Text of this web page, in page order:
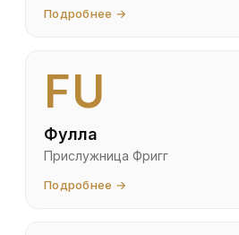
Подробнее →
FU
Фулла
Прислужница Фригг
Подробнее →